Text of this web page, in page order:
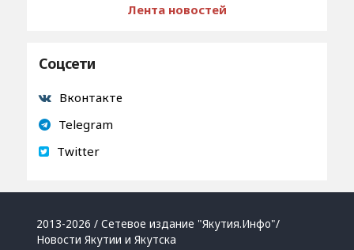
Лента новостей
Соцсети
Вконтакте
Telegram
Twitter
2013-2026 / Сетевое издание "Якутия.Инфо"/
Новости Якутии и Якутска